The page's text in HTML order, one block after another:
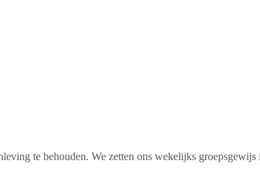
te behouden. We zetten ons wekelijks